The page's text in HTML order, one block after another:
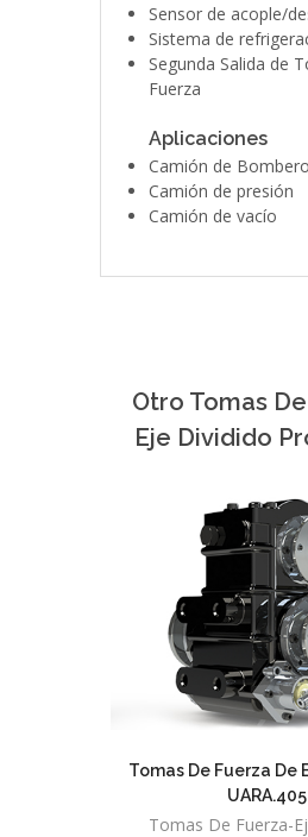
Sensor de acople/
Sistema de
Segunda Salida de
Fuerza
Aplicaciones
Camión de
Camión de presión
Camión de vacío
Otro Tomas
Eje Dividido
Tomas De Fuerza De
UARA.405
Tomas De Fuerza-